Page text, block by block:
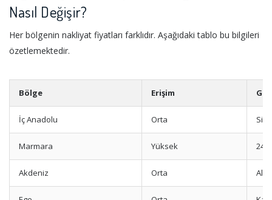
Nasıl Değişir?
Her bölgenin nakliyat fiyatları farklıdır. Aşağıdaki tablo bu bilgileri
özetlemektedir.
Bölge Erişim
İç Anadolu Orta
Marmara Yüksek 24/7
Akdeniz Orta